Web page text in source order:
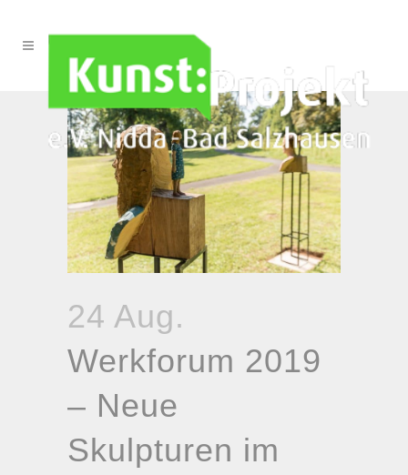
24 Aug.
Werkforum 2019
– Neue
Skulpturen im